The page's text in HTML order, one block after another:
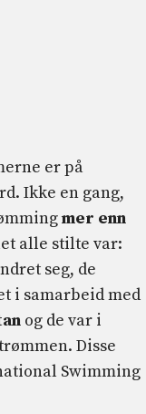
er på
Ikke en gang,
mer enn
alle stilte var:
seg, de
i samarbeid med
og de var i
Disse
Swimming